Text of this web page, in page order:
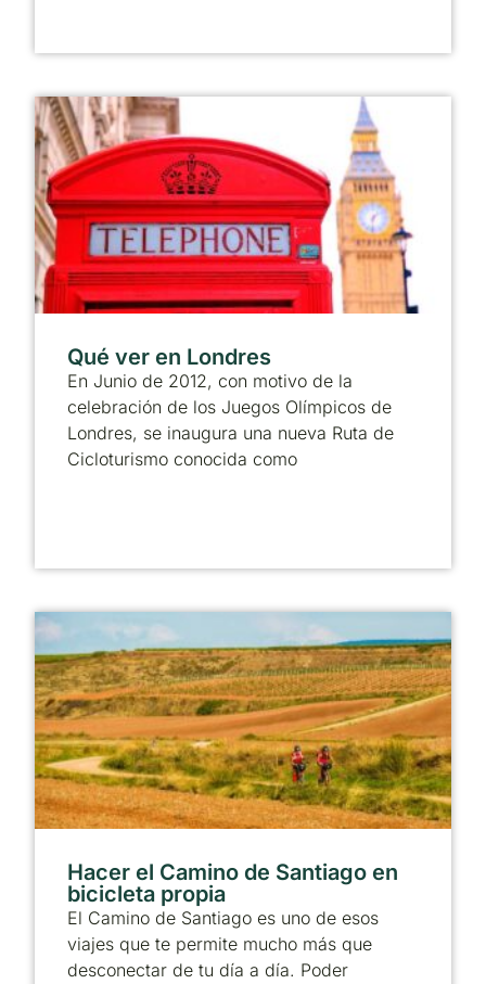
Qué ver en Londres
En Junio de 2012, con motivo de la
celebración de los Juegos Olímpicos de
Londres, se inaugura una nueva Ruta de
Cicloturismo conocida como
Hacer el Camino de Santiago en
bicicleta propia
El Camino de Santiago es uno de esos
viajes que te permite mucho más que
desconectar de tu día a día. Poder